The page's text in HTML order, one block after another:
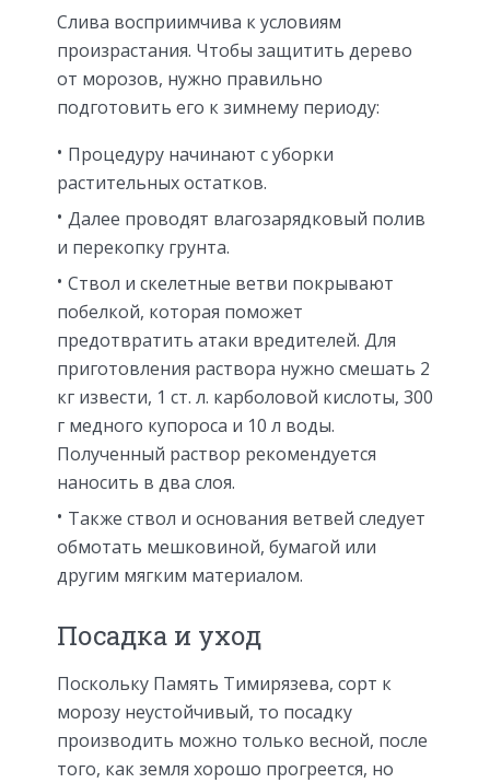
Слива восприимчива к условиям
произрастания. Чтобы защитить дерево
от морозов, нужно правильно
подготовить его к зимнему периоду:
Процедуру начинают с уборки
растительных остатков.
Далее проводят влагозарядковый полив
и перекопку грунта.
Ствол и скелетные ветви покрывают
побелкой, которая поможет
предотвратить атаки вредителей. Для
приготовления раствора нужно смешать 2
кг извести, 1 ст. л. карболовой кислоты, 300
г медного купороса и 10 л воды.
Полученный раствор рекомендуется
наносить в два слоя.
Также ствол и основания ветвей следует
обмотать мешковиной, бумагой или
другим мягким материалом.
Посадка и уход
Поскольку Память Тимирязева, сорт к
морозу неустойчивый, то посадку
производить можно только весной, после
того, как земля хорошо прогреется, но